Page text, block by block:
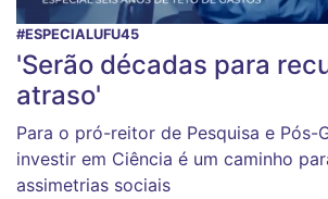
#ESPECIALUFU45
'Serão décadas para
atraso'
Para o pró-reitor de Pesquisa e Pós-
investir em Ciência é um caminho
assimetrias sociais